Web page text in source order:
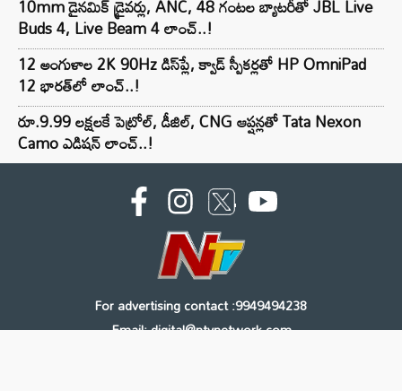
10mm డైనమిక్ డ్రైవర్లు, ANC, 48 గంటల బ్యాటరీతో JBL Live
Buds 4, Live Beam 4 లాంచ్..!
12 అంగుళాల 2K 90Hz డిస్‌ప్లే, క్వాడ్ స్పీకర్లతో HP OmniPad
12 భారత్‌లో లాంచ్..!
రూ.9.99 లక్షలకే పెట్రోల్, డీజిల్, CNG ఆప్షన్లతో Tata Nexon
Camo ఎడిషన్ లాంచ్..!
For advertising contact :9949494238
Email: digital@ntvnetwork.com